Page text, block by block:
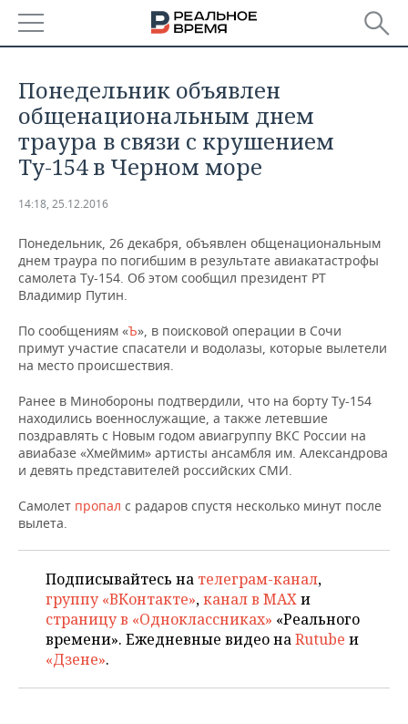
БАШКОРТОСТАН
ТАТАРСТАН
НОВОСТИ
АНАЛИТИКА
КОРОЛИ ГОСЗАКАЗА ПФО
КОМУ ПРИНАДЛЕЖАТ
ТОРГОВЫЕ ЦЕНТРЫ
ФИНАНСЫ
БЮДЖЕТ
ИНВЕСТИЦИИ
ПРОМЫШЛЕННОСТЬ
НОВОСТИ
ПРОМЫШЛЕННОСТИ
АГРОПРОМ
МАШИНОСТРОЕНИЕ
НЕФТЕХИМИЯ
НЕФТЬ
ОПК
НЕДВИЖИМОСТЬ
НОВОСТИ АВТО
БИЗНЕС
НОВОСТИ БИЗНЕСА
РОЗНИЧНАЯ ТОРГОВЛЯ
УСЛУГИ
ТЕХНОЛОГИИ
НОВОСТИ ТЕХНОЛОГИЙ
МЕДИА
МЕРОПРИЯТИЯ
ВЫЕЗДНАЯ РЕДАКЦИЯ
ONLINE-КОНФЕРЕНЦИИ
ОТКРЫТАЯ ЛЕКЦИЯ
НОВОСТИ СПОРТА
ХОККЕЙ
БАСКЕТБОЛ
ВОЛЕЙБОЛ
ОБЩЕСТВО
ВЛАСТЬ
ИНФРАСТРУКТУРА
ИСТОРИЯ
ФОТОГАЛЕРЕЯ
СЮЖЕТЫ
СПРАВОЧНИК
СПИСОК ПЕРСОН
Понедельник объявлен
общенациональным днем
траура в связи с крушением
Ту-154 в Черном море
14:18, 25.12.2016
Понедельник, 26 декабря, объявлен общенациональным
днем траура по погибшим в результате авиакатастрофы
самолета Ту-154. Об этом сообщил президент РТ
Владимир Путин.
По сообщениям «Ъ», в поисковой операции в Сочи
примут участие спасатели и водолазы, которые вылетели
на место происшествия.
Ранее в Минобороны подтвердили, что на борту Ту-154
находились военнослужащие, а также летевшие
поздравлять с Новым годом авиагруппу ВКС России на
авиабазе «Хмеймим» артисты ансамбля им. Александрова
и девять представителей российских СМИ.
Самолет пропал с радаров спустя несколько минут после
вылета.
Подписывайтесь на телеграм-канал,
группу «ВКонтакте»,канал в MAXи
страницу в «Одноклассниках» «Реального
времени». Ежедневные видео наRutube и
«Дзене».